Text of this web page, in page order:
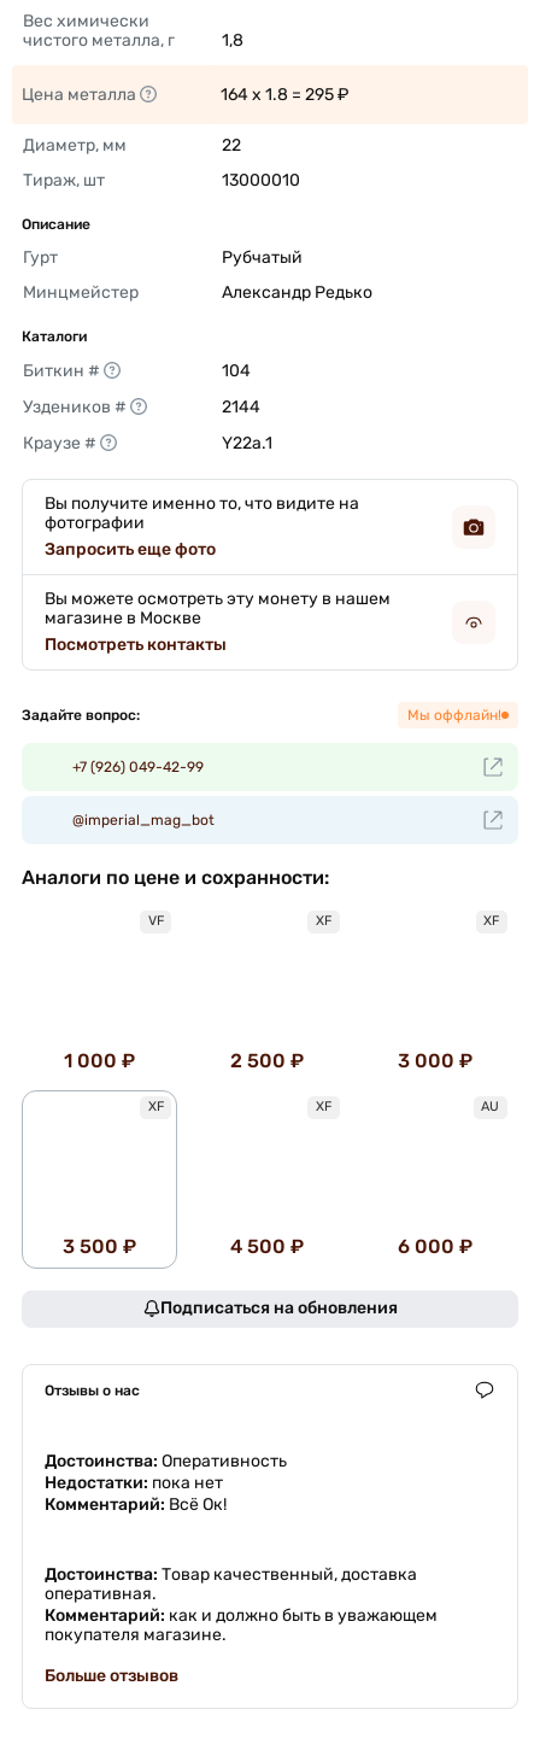
Вес химически
чистого металла, г
1,8
Цена металла 164 x 1.8 = 295 ₽
Диаметр, мм
22
Тираж, шт
13000010
Описание
Гурт
Рубчатый
Минцмейстер
Александр Редько
Каталоги
Биткин #
104
Уздеников #
2144
Краузе #
Y22a.1
Вы получите именно то, что видите на
фотографии
Запросить еще фото
Вы можете осмотреть эту монету в нашем
магазине в Москве
Посмотреть контакты
Задайте вопрос: Мы оффлайн!
+7 (926) 049-42-99
@imperial_mag_bot
Аналоги по цене и сохранности:
VF
1 000 ₽
XF
2 500 ₽
XF
3 000 ₽
XF
3 500 ₽
XF
4 500 ₽
AU
6 000 ₽
Подписаться на обновления
Отзывы о нас
Достоинства: Оперативность
Недостатки: пока нет
Комментарий: Всё Ок!
Достоинства: Товар качественный, доставка
оперативная.
Комментарий: как и должно быть в уважающем
покупателя магазине.
Больше отзывов